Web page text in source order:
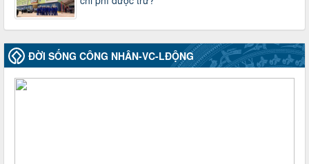
lượt xem: 2075 | lượt tải:508
50/2024/QH/15
Luật Công đoàn 2024
Thời gian đăng: 25/12/2024
lượt xem: 4230 | lượt tải:322
2010-CV/TU
ĐỜI SỐNG CÔNG NHÂN-VC-LĐỘNG